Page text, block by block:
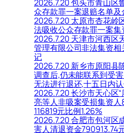
2026.7.20 包头市青山区
众存款罪一案退赔名单
2026.7.20 太原市杏花岭
法吸收公众存款罪一案
2026.7.20 天津市河西区
管理有限公司非法集资
记
2026.7.20 新乡市原阳县
调查后,仍未能联系到受
无法进行退还,十五日内
2026.7.20 长沙市天心区
亮等人非吸案受损集资
116819元比例1.26%
2026.7.20 合肥市包河区
害人清退资金790913.74